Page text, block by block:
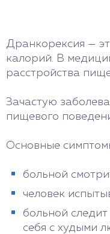
Дранкорексия —
калорий. В
расстройства
Зачастую
пищевого
Основные
больной
человек
больной
себя с худыми